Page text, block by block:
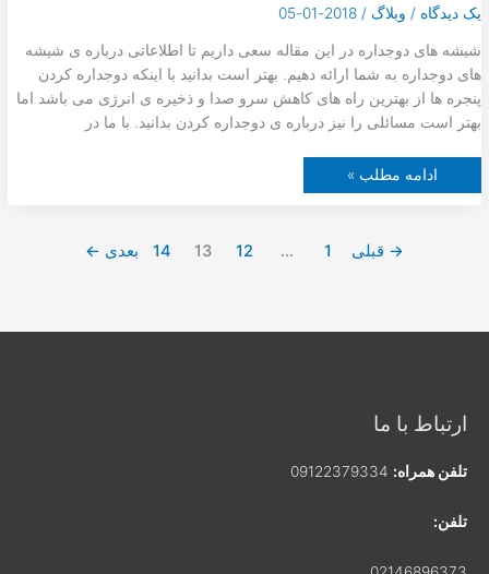
یک دیدگاه / وبلاگ /
2018-01-05
شیشه های دوجداره در این مقاله سعی داریم تا اطلاعاتی درباره ی شیشه
های دوجداره به شما ارائه دهیم. بهتر است بدانید با اینکه دوجداره کردن
پنجره ها از بهترین راه های کاهش سرو صدا و ذخیره ی انرژی می باشد اما
بهتر است مسائلی را نیز درباره ی دوجداره کردن بدانید. با ما در
ش
ا
ادامه مطلب »
→ قبلی 1
…
12
13
14 بعدی ←
ارتباط با ما
تلفن همراه: 09122379334
تلفن: